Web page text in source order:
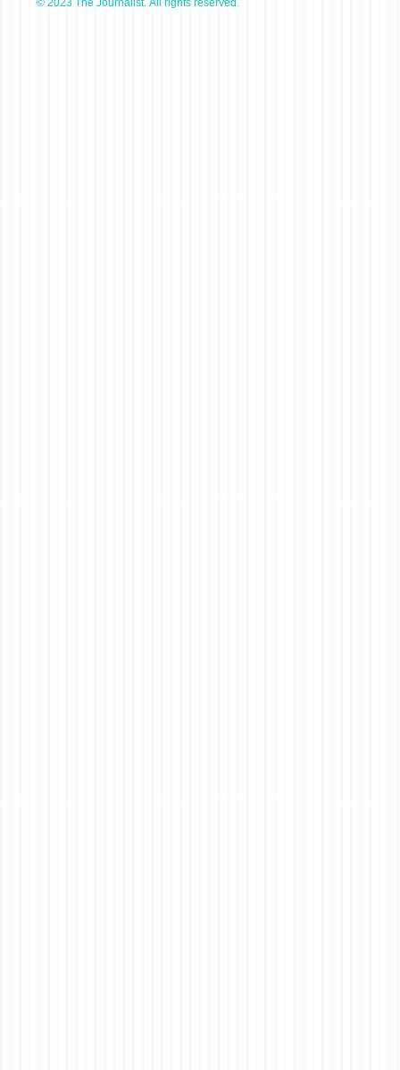
© 2023 The Journalist. All rights reserved.